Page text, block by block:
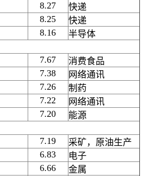
8.27
快递
8.25
快递
8.16
半导体
7.67
消费食品
7.38
网络通讯
7.26
制药
7.22
网络通讯
7.20
能源
7.19
采矿，原油生产
6.83
电子
6.66
金属